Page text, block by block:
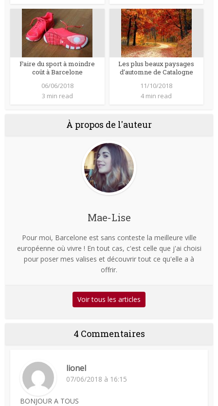
Faire du sport à moindre
coût à Barcelone
06/06/2018
3 min read
Les plus beaux paysages
d’automne de Catalogne
11/10/2018
4 min read
À propos de l'auteur
Mae-Lise
Pour moi, Barcelone est sans conteste la meilleure ville
européenne où vivre ! En tout cas, c'est celle que j'ai choisi
pour poser mes valises et découvrir tout ce qu'elle a à
offrir.
Voir tous les articles
4 Commentaires
lionel
07/06/2018 à 16:15
BONJOUR A TOUS